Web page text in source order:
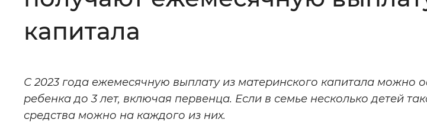
Звуковой ассистент: Воспроизвести
капитала
С 2023 года ежемесячную выплату из материнского капитала можно
ребенка до 3 лет, включая первенца. Если в семье несколько детей
средства можно на каждого из них.